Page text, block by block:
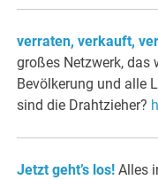
verraten, verkauft,
großes Netzwerk, das
Bevölkerung und alle
sind die Drahtzieher?
Jetzt geht’s los! Alles